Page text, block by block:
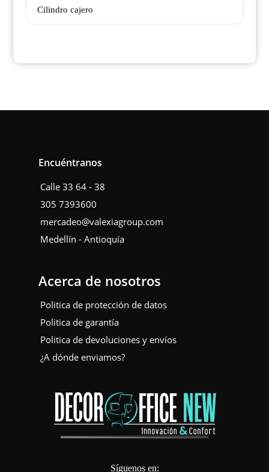
Cilindro cajero
Encuéntranos
Calle 33 64 - 38
305 7393600
mercadeo@valexiagroup.com
Medellín - Antioquía
Acerca de nosotros
Politica de protección de datos
Politica de garantía
Politica de devoluciones y envíos
¿A dónde enviamos?
Síguenos en: